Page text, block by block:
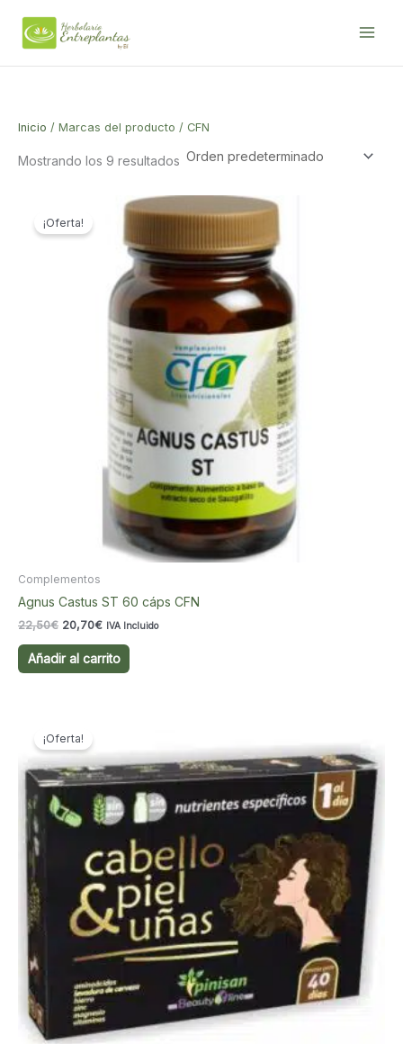
contenido
Inicio / Marcas del producto / CFN
Mostrando los 9 resultados
¡Oferta!
Complementos
Agnus Castus ST 60 cáps CFN
22,50€ El
original
era:
20,70€El
actual
es:
IVA Incluido
Añadir al carrito
¡Oferta!